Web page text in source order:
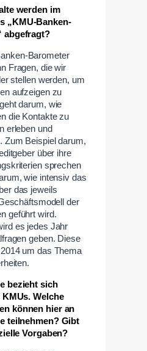
werden im
„KMU-Banken-
abgefragt?
Barometer
Fragen, die wir
stellen werden, um
aufzeigen zu
darum, wie
die Kontakte zu
erleben und
Zum Beispiel darum,
über ihre
sprechen
wie intensiv das
das jeweils
der
geführt wird.
es jedes Jahr
geben. Diese
um das Thema
bezieht sich
Welche
können hier an
teilnehmen? Gibt
Vorgaben?